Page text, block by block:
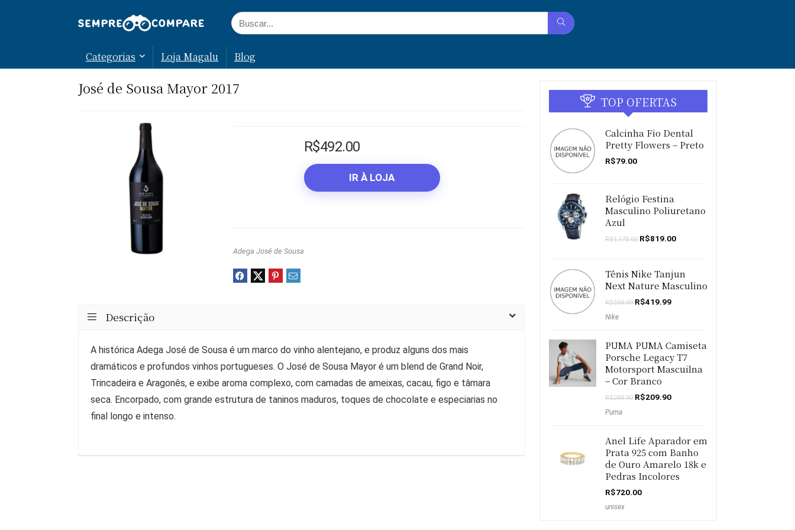
Categorias Loja Magalu Blog
José de Sousa Mayor 2017
R$492.00
IR À LOJA
Adega José de Sousa
Descrição
A histórica Adega José de Sousa é um marco do vinho alentejano, e produz alguns dos mais
dramáticos e profundos vinhos portugueses. O José de Sousa Mayor é um blend de Grand Noir,
Trincadeira e Aragonês, e exibe aroma complexo, com camadas de ameixas, cacau, figo e tâmara
seca. Encorpado, com grande estrutura de taninos maduros, toques de chocolate e especiarias no
final longo e intenso.
TOP OFERTAS
Calcinha Fio Dental
Pretty Flowers – Preto
R$79.00
Relógio Festina
Masculino Poliuretano
Azul
R$1,170.00 O
R$1,170.00.
R$819.00O
R$819.00.
Tênis Nike Tanjun
Next Nature Masculino
R$599.99 O
R$419.99O
Nike
PUMA PUMA Camiseta
Porsche Legacy T7
Motorsport Mascuilna
– Cor Branco
R$299.90 O
R$209.90O
Puma
Anel Life Aparador em
Prata 925 com Banho
de Ouro Amarelo 18k e
Pedras Incolores
R$720.00
unisex